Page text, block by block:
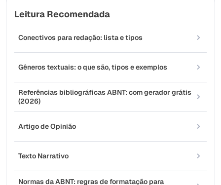
Leitura Recomendada
Conectivos para redação: lista e tipos
Gêneros textuais: o que são, tipos e exemplos
Referências bibliográficas ABNT: com gerador grátis
(2026)
Artigo de Opinião
Texto Narrativo
Normas da ABNT: regras de formatação para